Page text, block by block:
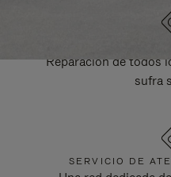
Reparación de todos
sufra
SERVICIO DE